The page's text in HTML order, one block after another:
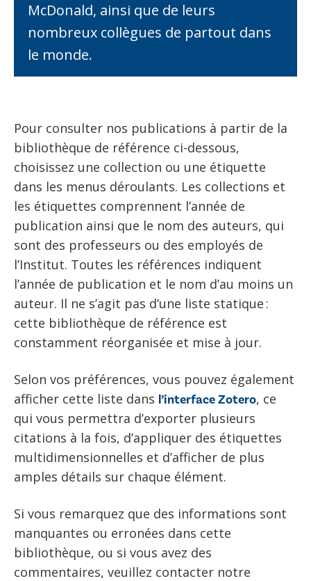
McDonald, ainsi que de leurs
nombreux collègues de partout dans
le monde.
Pour consulter nos publications à partir de la
bibliothèque de référence ci-dessous,
choisissez une collection ou une étiquette
dans les menus déroulants. Les collections et
les étiquettes comprennent l’année de
publication ainsi que le nom des auteurs, qui
sont des professeurs ou des employés de
l’Institut. Toutes les références indiquent
l’année de publication et le nom d’au moins un
auteur. Il ne s’agit pas d’une liste statique :
cette bibliothèque de référence est
constamment réorganisée et mise à jour.
Selon vos préférences, vous pouvez également
afficher cette liste dans l’interface Zotero, ce
qui vous permettra d’exporter plusieurs
citations à la fois, d’appliquer des étiquettes
multidimensionnelles et d’afficher de plus
amples détails sur chaque élément.
Si vous remarquez que des informations sont
manquantes ou erronées dans cette
bibliothèque, ou si vous avez des
commentaires, veuillez contacter notre